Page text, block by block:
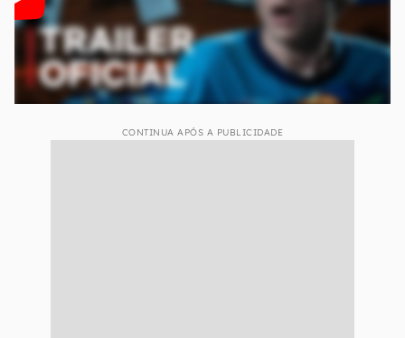
CONTINUA APÓS A PUBLICIDADE